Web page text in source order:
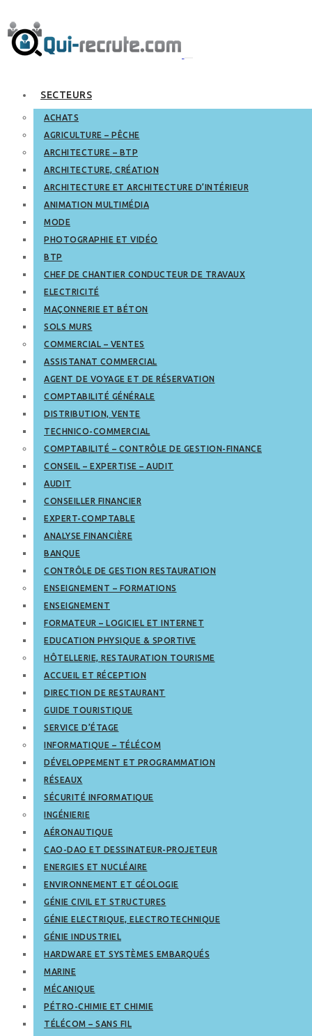
SECTEURS
ACHATS
AGRICULTURE – PÊCHE
ARCHITECTURE – BTP
ARCHITECTURE, CRÉATION
ARCHITECTURE ET ARCHITECTURE D’INTÉRIEUR
ANIMATION MULTIMÉDIA
MODE
PHOTOGRAPHIE ET VIDÉO
BTP
CHEF DE CHANTIER CONDUCTEUR DE TRAVAUX
ELECTRICITÉ
MAÇONNERIE ET BÉTON
SOLS MURS
COMMERCIAL – VENTES
ASSISTANAT COMMERCIAL
AGENT DE VOYAGE ET DE RÉSERVATION
COMPTABILITÉ GÉNÉRALE
DISTRIBUTION, VENTE
TECHNICO-COMMERCIAL
COMPTABILITÉ – CONTRÔLE DE GESTION-FINANCE
CONSEIL – EXPERTISE – AUDIT
AUDIT
CONSEILLER FINANCIER
EXPERT-COMPTABLE
ANALYSE FINANCIÈRE
BANQUE
CONTRÔLE DE GESTION RESTAURATION
ENSEIGNEMENT – FORMATIONS
ENSEIGNEMENT
FORMATEUR – LOGICIEL ET INTERNET
EDUCATION PHYSIQUE & SPORTIVE
HÔTELLERIE, RESTAURATION TOURISME
ACCUEIL ET RÉCEPTION
DIRECTION DE RESTAURANT
GUIDE TOURISTIQUE
SERVICE D’ÉTAGE
INFORMATIQUE – TÉLÉCOM
DÉVELOPPEMENT ET PROGRAMMATION
RÉSEAUX
SÉCURITÉ INFORMATIQUE
INGÉNIERIE
AÉRONAUTIQUE
CAO-DAO ET DESSINATEUR-PROJETEUR
ENERGIES ET NUCLÉAIRE
ENVIRONNEMENT ET GÉOLOGIE
GÉNIE CIVIL ET STRUCTURES
GÉNIE ELECTRIQUE, ELECTROTECHNIQUE
GÉNIE INDUSTRIEL
HARDWARE ET SYSTÈMES EMBARQUÉS
MARINE
MÉCANIQUE
PÉTRO-CHIMIE ET CHIMIE
TÉLÉCOM – SANS FIL